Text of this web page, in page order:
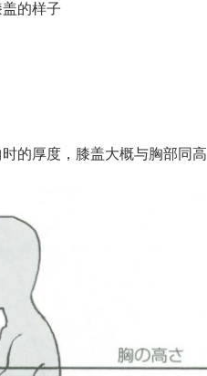
的样子
的厚度，膝盖大概与胸部同高